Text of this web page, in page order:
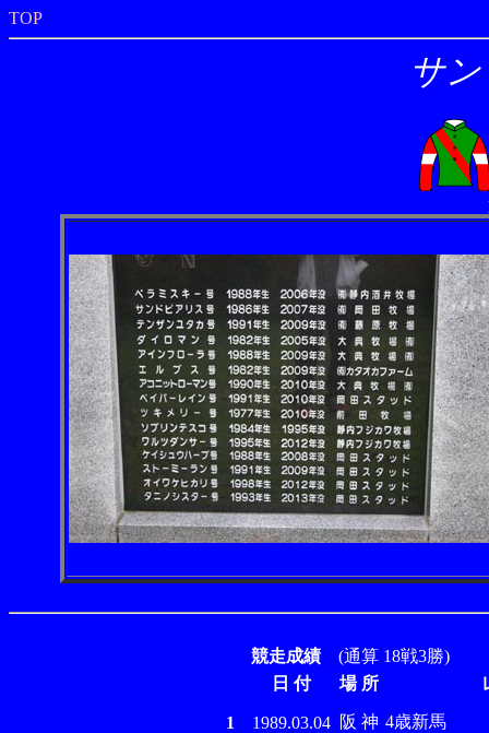
TOP
サ
競走成績(通算 18戦3勝)
日 付
場 所
1 1989.03.04 阪 神 4歳新馬